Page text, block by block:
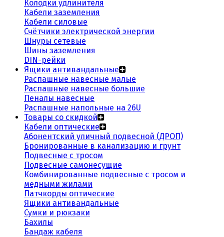
Колодки удлинителя
Кабели заземления
Кабели силовые
Счётчики электрической энергии
Шнуры сетевые
Шины заземления
DIN-рейки
Ящики антивандальные
Распашные навесные малые
Распашные навесные большие
Пеналы навесные
Распашные напольные на 26U
Товары со скидкой
Кабели оптические
Абонентский уличный подвесной (ДРОП)
Бронированные в канализацию и грунт
Подвесные с тросом
Подвесные самонесущие
Комбинированные подвесные с тросом и
медными жилами
Патчкорды оптические
Ящики антивандальные
Сумки и рюкзаки
Бахилы
Бандаж кабеля